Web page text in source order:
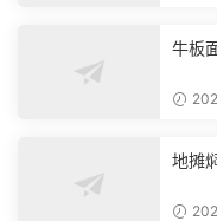
牛板
地摊